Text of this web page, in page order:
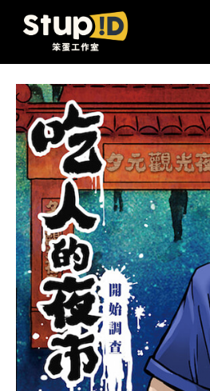
Instagram
圖
文
故
事
解
謎
【
吃
人
的
夜
市
章
頁